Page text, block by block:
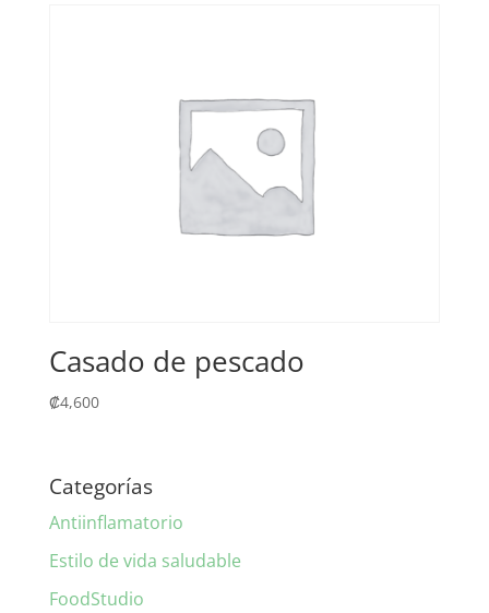
Casado de pescado
₡4,600
Categorías
Antiinflamatorio
Estilo de vida saludable
FoodStudio